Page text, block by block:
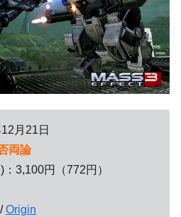
月21日
両論
3,100円（772円）
/Origin